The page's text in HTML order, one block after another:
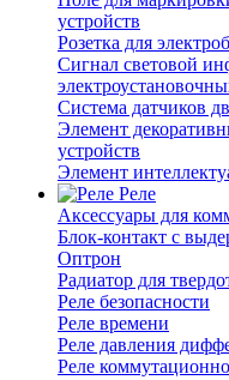
устройств
Розетка для
Сигнал световой
Система датчиков
Элемент
устройств
Элемент
Реле
Аксессуары для
Блок-контакт с
Оптрон
Радиатор для
Реле безопасности
Реле времени
Реле давления
Реле